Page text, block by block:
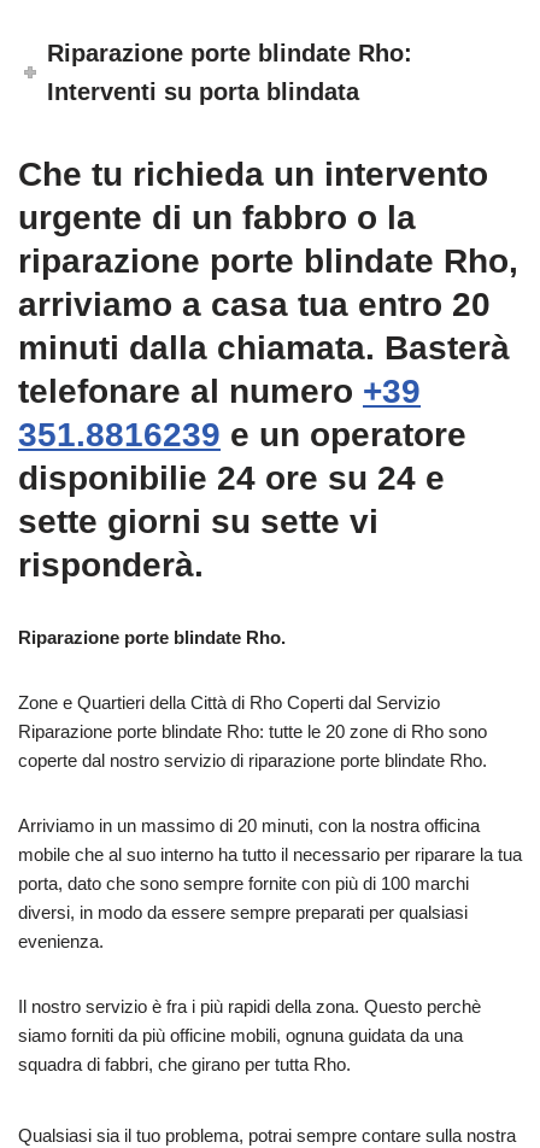
Riparazione porte blindate Rho:
Interventi su porta blindata
Che tu richieda un intervento
urgente di un fabbro o la
riparazione porte blindate Rho,
arriviamo a casa tua entro 20
minuti dalla chiamata. Basterà
telefonare al numero +39
351.8816239 e un operatore
disponibilie 24 ore su 24 e
sette giorni su sette vi
risponderà.
Riparazione porte blindate Rho.
Zone e Quartieri della Città di Rho Coperti dal Servizio
Riparazione porte blindate Rho: tutte le 20 zone di Rho sono
coperte dal nostro servizio di riparazione porte blindate Rho.
Arriviamo in un massimo di 20 minuti, con la nostra officina
mobile che al suo interno ha tutto il necessario per riparare la tua
porta, dato che sono sempre fornite con più di 100 marchi
diversi, in modo da essere sempre preparati per qualsiasi
evenienza.
Il nostro servizio è fra i più rapidi della zona. Questo perchè
siamo forniti da più officine mobili, ognuna guidata da una
squadra di fabbri, che girano per tutta Rho.
Qualsiasi sia il tuo problema, potrai sempre contare sulla nostra